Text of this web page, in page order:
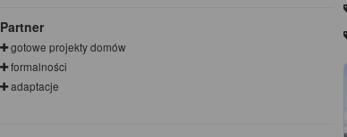
Partner
gotowe projekty domów
formalności
adaptacje